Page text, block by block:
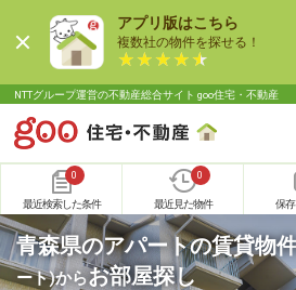
アプリ版はこちら
複数社の物件を探せる！
NTTグループ運営の不動産総合サイト goo住宅・不動産
0
最近検索した条件
0
最近見た物件 保
青森県のアパートの賃貸物
ート)からお部屋探し